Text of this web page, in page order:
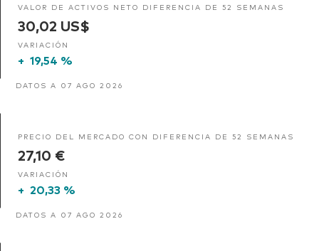
VALOR DE ACTIVOS NETO DIFERENCIA DE 52 SEMANAS
30,02 US$
VARIACIÓN
+ 19,54 %
DATOS A 07 AGO 2026
PRECIO DEL MERCADO CON DIFERENCIA DE 52 SEMANAS
27,10 €
VARIACIÓN
+ 20,33 %
DATOS A 07 AGO 2026